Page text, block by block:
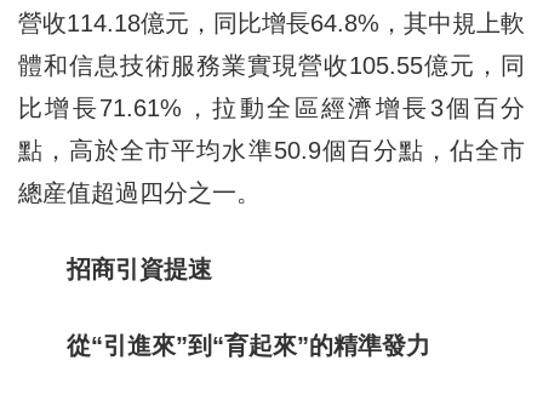
營收114.18億元，同比增長64.8%，其中規上軟
體和信息技術服務業實現營收105.55億元，同
比增長71.61%，拉動全區經濟增長3個百分
點，高於全市平均水準50.9個百分點，佔全市
總産值超過四分之一。
招商引資提速
從“引進來”到“育起來”的精準發力